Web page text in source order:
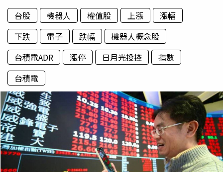
台股 機器人 權值股 上漲
漲幅
下跌
電子 跌幅
機器人概念股
台積電ADR
漲停 日月光投控
指數
台積電